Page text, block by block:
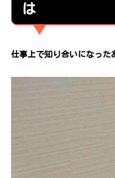
は
仕事上で知り合いになった